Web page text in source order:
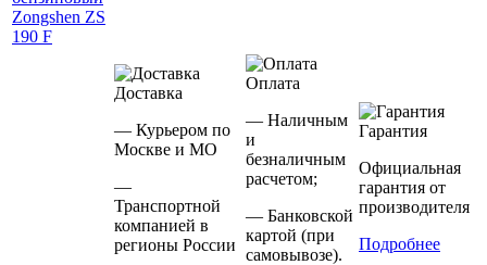
Доставка
— Курьером по
Москве и МО
—
Транспортной
компанией в
регионы России
Оплата
— Наличным
и
безналичным
расчетом;
— Банковской
картой (при
самовывозе).
Гарантия
Официальная
гарантия от
производителя
Подробнее